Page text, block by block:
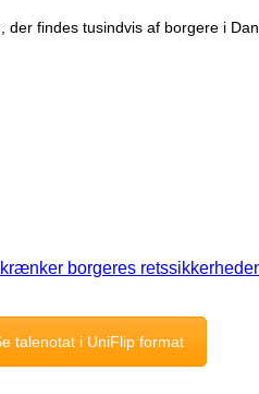
der findes tusindvis af borgere i
talenotat i UniFlip format